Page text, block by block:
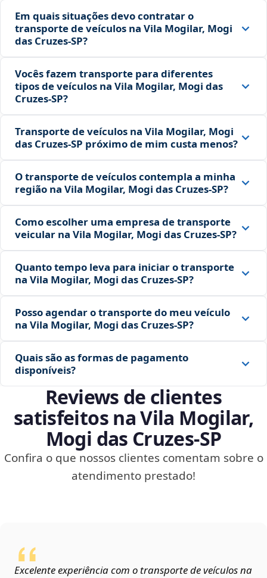
Em quais situações devo contratar o
transporte de veículos na Vila Mogilar, Mogi
das Cruzes‑SP?
Vocês fazem transporte para diferentes
tipos de veículos na Vila Mogilar, Mogi das
Cruzes‑SP?
Transporte de veículos na Vila Mogilar, Mogi
das Cruzes‑SP próximo de mim custa menos?
O transporte de veículos contempla a minha
região na Vila Mogilar, Mogi das Cruzes‑SP?
Como escolher uma empresa de transporte
veicular na Vila Mogilar, Mogi das Cruzes‑SP?
Quanto tempo leva para iniciar o transporte
na Vila Mogilar, Mogi das Cruzes‑SP?
Posso agendar o transporte do meu veículo
na Vila Mogilar, Mogi das Cruzes‑SP?
Quais são as formas de pagamento
disponíveis?
Reviews de clientes
satisfeitos na Vila Mogilar,
Mogi das Cruzes‑SP
Confira o que nossos clientes comentam sobre o
atendimento prestado!
Excelente experiência com o transporte de veículos na